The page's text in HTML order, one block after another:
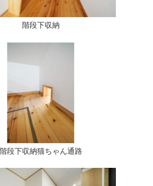
階段下収納
階段下収納猫ちゃん通路